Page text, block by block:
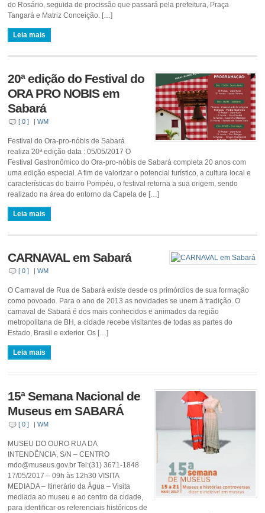
do Rosário, seguida de procissão que passará pela prefeitura, Praça
Tangará e Matriz Conceição. […]
Leia mais
20ª edição do Festival do
ORA PRO NOBIS em
Sabará
[ 0 ] |WM
Festival do Ora-pro-nóbis de Sabará
realiza 20ª edição data : 05/05/2017 O
Festival Gastronômico do Ora-pro-nóbis de Sabará completa 20 anos com
uma edição especial. A fim de valorizar o potencial turístico, a cultura local e
características do bairro Pompéu, o festival retorna a sua origem, sendo
realizado na área do entorno da Capela de […]
Leia mais
CARNAVAL em Sabará
[ 0 ] |WM
O Carnaval de Rua de Sabará existe desde os primórdios de sua formação
como povoado. Para o ano de 2013 as novidades se unem à tradição. O
carnaval de Sabará é dos mais conhecidos e animados da região
metropolitana de BH, a cidade recebe visitantes de todas as partes do
Estado, Brasil e exterior. Os […]
Leia mais
15ª Semana Nacional de
Museus em SABARÁ
[ 0 ] |WM
MUSEU DO OURO RUA DA
INTENDÊNCIA, S/N – CENTRO
mdo@museus.gov.br Tel:(31) 3671-1848
17/05/2017 – 09h às 12h30 VISITA
MEDIADA – Itinerário da Água – Visita
mediada ao museu e ao centro da cidade,
para identificar os referenciais históricos de